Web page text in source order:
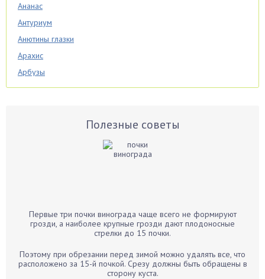
Ананас
Антуриум
Анютины глазки
Арахис
Арбузы
Аспарагус
Бархатцы
Белые грибы
Бирючина
Полезные советы
Первые три почки винограда чаще всего не формируют
грозди, а наиболее крупные грозди дают плодоносные
стрелки до 15 почки.
Поэтому при обрезании перед зимой можно удалять все, что
расположено за 15-й почкой. Срезу должны быть обращены в
сторону куста.